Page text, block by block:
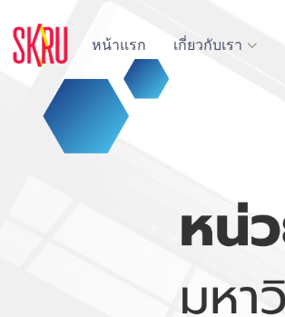
หน้าแรก เกี่ยวกับเรา